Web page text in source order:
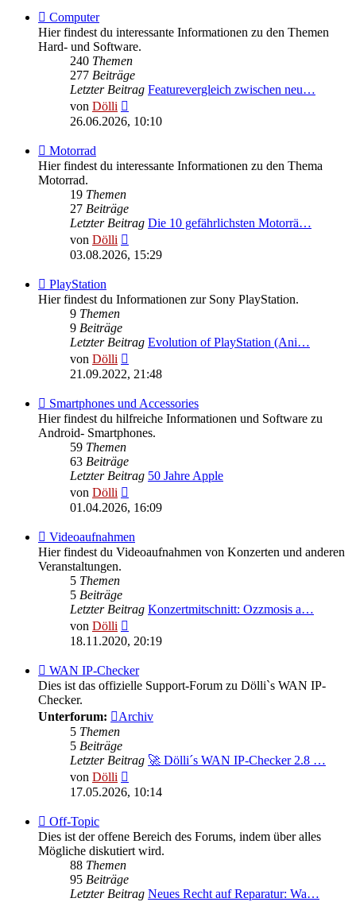
Feed
-
Computer
Computer
Hier findest du interessante Informationen zu den Themen
Hard- und Software.
240 Themen
277 Beiträge
Letzter Beitrag Featurevergleich zwischen neu…
von Dölli
Beitrag
26.06.2026, 10:10
Feed
-
Motorrad
Motorrad
Hier findest du interessante Informationen zu den Thema
Motorrad.
19 Themen
27 Beiträge
Letzter Beitrag Die 10 gefährlichsten Motorrä…
von Dölli
Beitrag
03.08.2026, 15:29
Feed
-
PlayStation
PlayStation
Hier findest du Informationen zur Sony PlayStation.
9 Themen
9 Beiträge
Letzter Beitrag Evolution of PlayStation (Ani…
von Dölli
Beitrag
21.09.2022, 21:48
Feed
-
Smartphones
Accessories
Smartphones und Accessories
Hier findest du hilfreiche Informationen und Software zu
Android- Smartphones.
59 Themen
63 Beiträge
Letzter Beitrag 50 Jahre Apple
von Dölli
Beitrag
01.04.2026, 16:09
Feed
-
Videoaufnahmen
Videoaufnahmen
Hier findest du Videoaufnahmen von Konzerten und anderen
Veranstaltungen.
5 Themen
5 Beiträge
Letzter Beitrag Konzertmitschnitt: Ozzmosis a…
von Dölli
Beitrag
18.11.2020, 20:19
Feed
-
WAN
IP-
Checker
WAN IP-Checker
Dies ist das offizielle Support-Forum zu Dölli`s WAN IP-
Checker.
Unterforum:
Archiv
5 Themen
5 Beiträge
Letzter Beitrag 🚀 Dölli´s WAN IP-Checker 2.8 …
von Dölli
Beitrag
17.05.2026, 10:14
Feed
-
Off-
Topic
Off-Topic
Dies ist der offene Bereich des Forums, indem über alles
Mögliche diskutiert wird.
88 Themen
95 Beiträge
Letzter Beitrag Neues Recht auf Reparatur: Wa…